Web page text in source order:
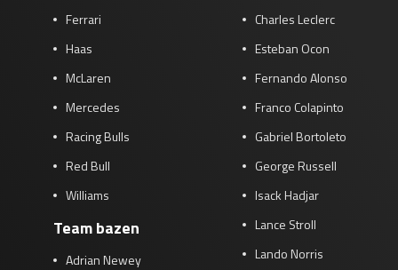
Ferrari
Haas
McLaren
Mercedes
Racing Bulls
Red Bull
Williams
Team bazen
Adrian Newey
Charles Leclerc
Esteban Ocon
Fernando Alonso
Franco Colapinto
Gabriel Bortoleto
George Russell
Isack Hadjar
Lance Stroll
Lando Norris